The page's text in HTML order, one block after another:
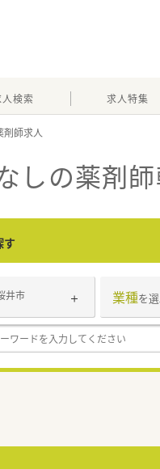
検索 求人特集
しの薬剤
す
井市 業種を